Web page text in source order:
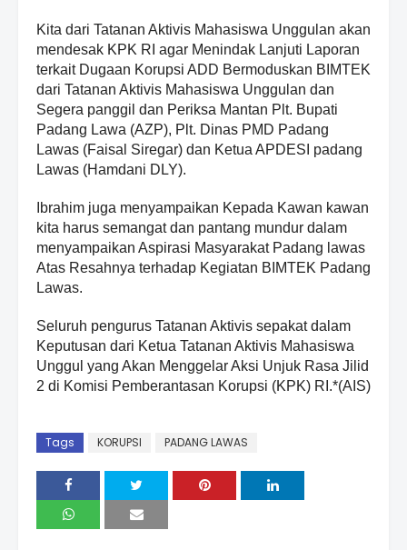
Kita dari Tatanan Aktivis Mahasiswa Unggulan akan
mendesak KPK RI agar Menindak Lanjuti Laporan
terkait Dugaan Korupsi ADD Bermoduskan BIMTEK
dari Tatanan Aktivis Mahasiswa Unggulan dan
Segera panggil dan Periksa Mantan Plt. Bupati
Padang Lawa (AZP), Plt. Dinas PMD Padang
Lawas (Faisal Siregar) dan Ketua APDESI padang
Lawas (Hamdani DLY).
Ibrahim juga menyampaikan Kepada Kawan kawan
kita harus semangat dan pantang mundur dalam
menyampaikan Aspirasi Masyarakat Padang lawas
Atas Resahnya terhadap Kegiatan BIMTEK Padang
Lawas.
Seluruh pengurus Tatanan Aktivis sepakat dalam
Keputusan dari Ketua Tatanan Aktivis Mahasiswa
Unggul yang Akan Menggelar Aksi Unjuk Rasa Jilid
2 di Komisi Pemberantasan Korupsi (KPK) RI.*(AIS)
Tags KORUPSI PADANG LAWAS